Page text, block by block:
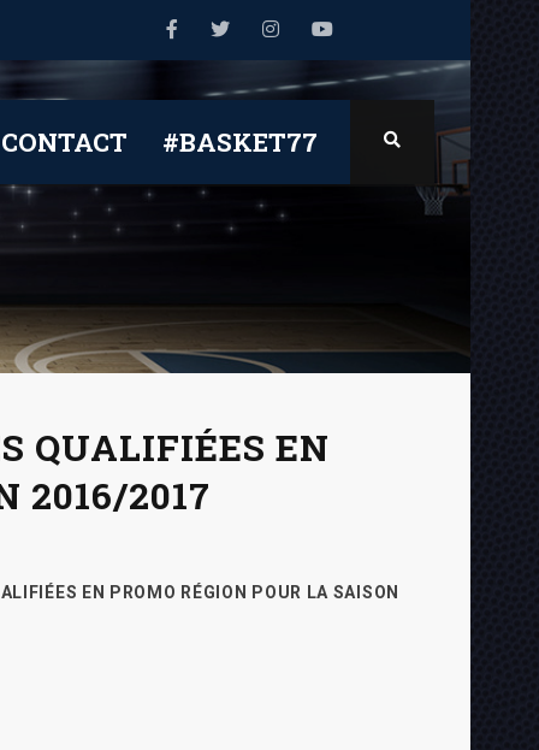
CONTACT #BASKET77
QUALIFIÉES EN
2016/2017
EN PROMO RÉGION POUR LA SAISON